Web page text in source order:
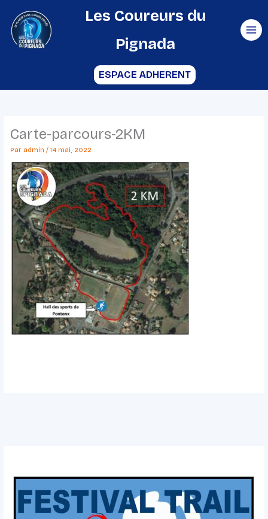
contenu
Les Coureurs du
Pignada
ESPACE ADHERENT
Carte-parcours-2KM
Par admin / 14 mai, 2022